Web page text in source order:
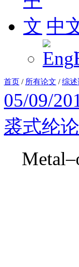
中
首页 / 所有论文 /综述
05/09/
裘式纶